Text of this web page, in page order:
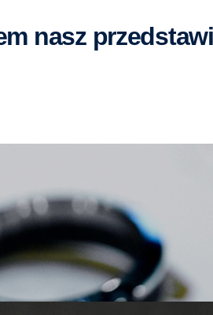
nasz